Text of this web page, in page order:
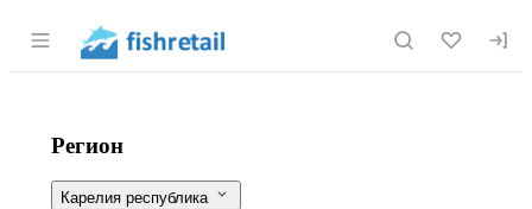
Раздел навигации по сайту fishretail.ru
Развитие добычи и переработки
Фильтры
Регион
Карелия республика